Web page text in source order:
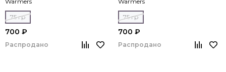
75 гр
700 ₽
Распродано
75 гр
700 ₽
Распродано